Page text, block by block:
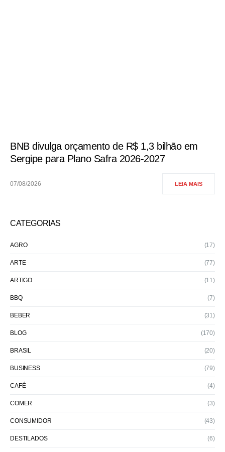
BNB divulga orçamento de R$ 1,3 bilhão em
Sergipe para Plano Safra 2026-2027
07/08/2026 LEIA MAIS
CATEGORIAS
AGRO (17)
ARTE (77)
ARTIGO (11)
BBQ (7)
BEBER (31)
BLOG (170)
BRASIL (20)
BUSINESS (79)
CAFÉ (4)
COMER (3)
CONSUMIDOR (43)
DESTILADOS (6)